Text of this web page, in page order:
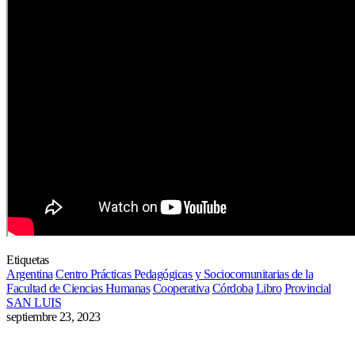
Etiquetas
Argentina Centro Prácticas Pedagógicas y Sociocomunitarias de la
Facultad de Ciencias Humanas Cooperativa Córdoba Libro Provincial
SAN LUIS
septiembre 23, 2023